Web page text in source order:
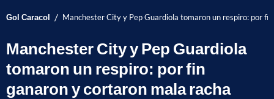
Gol Caracol / Manchester City y Pep Guardiola tomaron un respiro: por
Manchester City y Pep Guardiola
tomaron un respiro: por fin
ganaron y cortaron mala racha